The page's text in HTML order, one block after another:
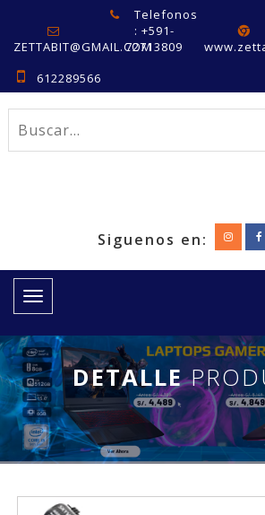
ZETTABIT@GMAIL.COM
Telefonos
: +591-
72713809
612289566
Siguenos en:
Toggle
navigation
DETALLE